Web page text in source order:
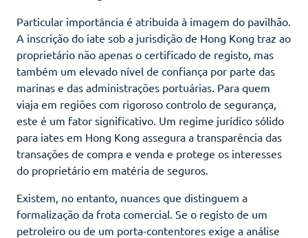
Particular importância é atribuída à imagem do pavilhão.
A inscrição do iate sob a jurisdição de Hong Kong traz ao
proprietário não apenas o certificado de registo, mas
também um elevado nível de confiança por parte das
marinas e das administrações portuárias. Para quem
viaja em regiões com rigoroso controlo de segurança,
este é um fator significativo. Um regime jurídico sólido
para iates em Hong Kong assegura a transparência das
transações de compra e venda e protege os interesses
do proprietário em matéria de seguros.
Existem, no entanto, nuances que distinguem a
formalização da frota comercial. Se o registo de um
petroleiro ou de um porta-contentores exige a análise